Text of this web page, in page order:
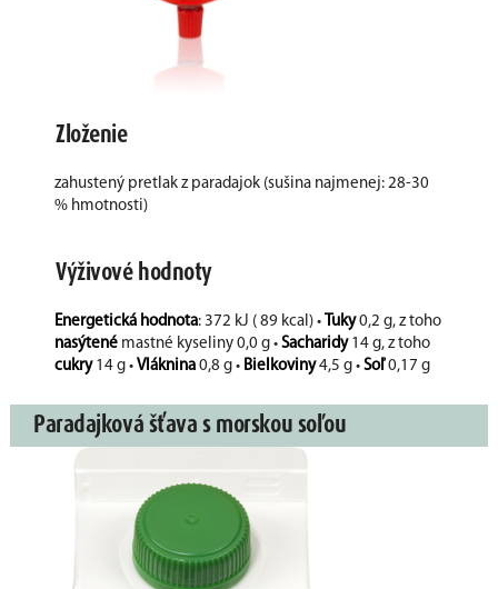
Zloženie
zahustený pretlak z paradajok (sušina najmenej: 28-30
% hmotnosti)
Výživové hodnoty
Energetická hodnota: 372 kJ ( 89 kcal) • Tuky0,2 g, z toho
nasýtené mastné kyseliny 0,0 g • Sacharidy14 g, z toho
cukry14 g • Vláknina 0,8 g • Bielkoviny4,5 g • Soľ0,17 g
Paradajková šťava s morskou soľou